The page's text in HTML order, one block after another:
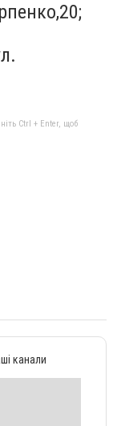
Ctrl + Enter, щоб
канали